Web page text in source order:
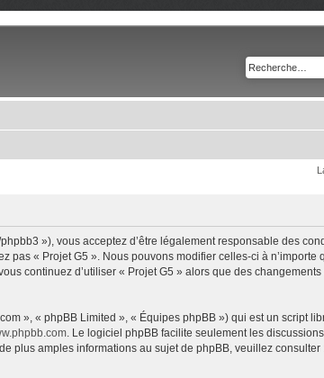
»), vous acceptez d’être légalement responsable des
pas « Projet G5 ». Nous pouvons modifier celles-ci à n’importe
continuez d’utiliser « Projet G5 » alors que des
», « phpBB Limited », « Équipes phpBB ») qui est un script
. Le logiciel phpBB facilite seulement les
plus amples informations au sujet de phpBB, veuillez consulter